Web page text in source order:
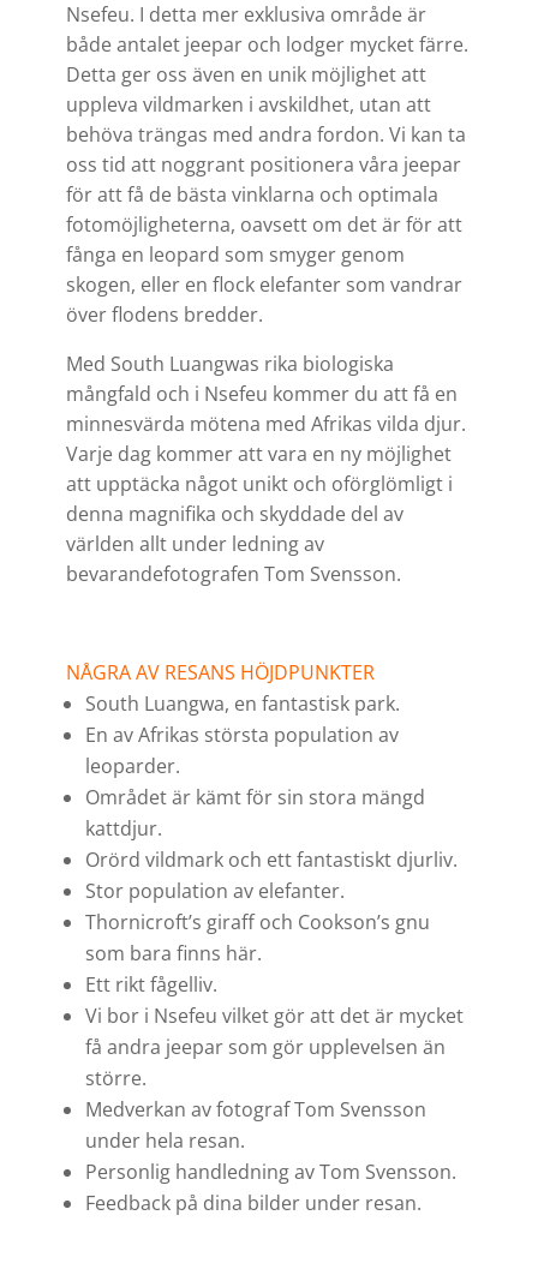
Nsefeu. I detta mer exklusiva område är
bådeantalet jeepar och lodger mycket färre.
Detta ger oss även en unik möjlighet att
uppleva vildmarken i avskildhet, utan att
behöva trängas med andra fordon. Vi kan ta
oss tid att noggrant positionera våra jeepar
för att få de bästa vinklarna och optimala
fotomöjligheterna, oavsett om det är för att
fånga en leopard som smyger genom
skogen, eller en flock elefanter som vandrar
över flodens bredder.
Med South Luangwas rika biologiska
mångfald och i Nsefeu kommer du att få en
minnesvärda mötena med Afrikas vilda djur.
Varje dag kommer att vara en ny möjlighet
att upptäcka något unikt och oförglömligt i
denna magnifika och skyddade del av
världen allt under ledning av
bevarandefotografen Tom Svensson.
NÅGRA AV RESANS HÖJDPUNKTER
South Luangwa, en fantastisk park.
En av Afrikas största population av
leoparder.
Området är kämt för sin stora mängd
kattdjur.
Orörd vildmark och ett fantastiskt djurliv.
Stor population av elefanter.
Thornicroft’s giraff och Cookson’s gnu
som bara finns här.
Ett rikt fågelliv.
Vi bor i Nsefeu vilket gör att det är mycket
få andra jeepar som gör upplevelsen än
större.
Medverkan av fotograf Tom Svensson
under hela resan.
Personlig handledning av Tom Svensson.
Feedback på dina bilder under resan.
Registrera dig här för vårt
nyhetsbrev!
E-postadress